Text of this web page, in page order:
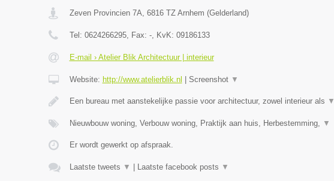
Zeven Provincien 7A, 6816 TZ Arnhem (Gelderland)
Tel: 0624266295, Fax: -, KvK: 09186133
E-mail › Atelier Blik Architectuur | interieur
Website: http://www.atelierblik.nl Screenshot ▼
Een bureau met aanstekelijke passie voor architectuur, zowel interieur als ▼
Nieuwbouw woning, Verbouw woning, Praktijk aan huis, Herbestemming, ▼
Er wordt gewerkt op afspraak.
Laatste tweets ▼ Laatste facebook posts ▼